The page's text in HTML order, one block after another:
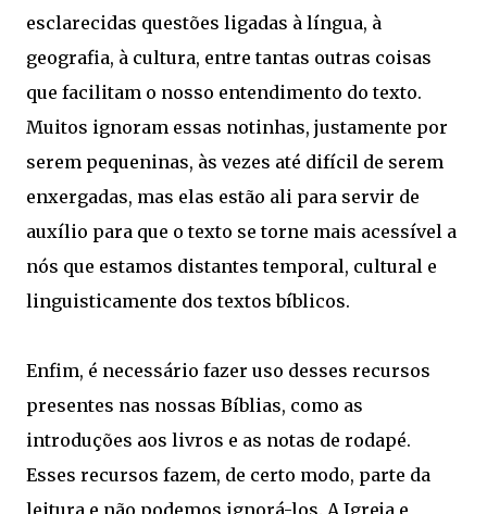
esclarecidas questões ligadas à língua, à
geografia, à cultura, entre tantas outras coisas
que facilitam o nosso entendimento do texto.
Muitos ignoram essas notinhas, justamente por
serem pequeninas, às vezes até difícil de serem
enxergadas, mas elas estão ali para servir de
auxílio para que o texto se torne mais acessível a
nós que estamos distantes temporal, cultural e
linguisticamente dos textos bíblicos.
Enfim, é necessário fazer uso desses recursos
presentes nas nossas Bíblias, como as
introduções aos livros e as notas de rodapé.
Esses recursos fazem, de certo modo, parte da
leitura e não podemos ignorá-los. A Igreja e